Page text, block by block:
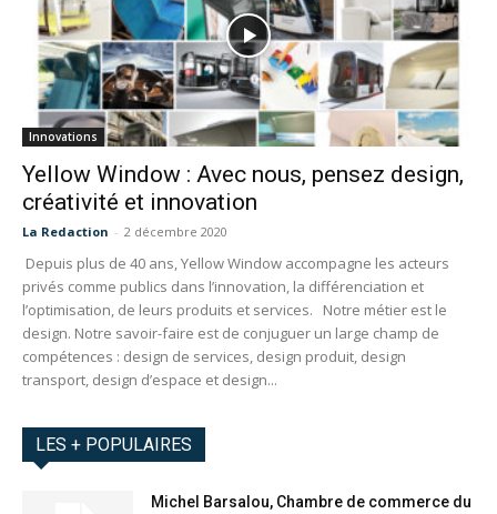
Innovations
Yellow Window : Avec nous, pensez design,
créativité et innovation
La Redaction - 2 décembre 2020
Depuis plus de 40 ans, Yellow Window accompagne les acteurs
privés comme publics dans l’innovation, la différenciation et
l’optimisation, de leurs produits et services. Notre métier est le
design. Notre savoir-faire est de conjuguer un large champ de
compétences : design de services, design produit, design
transport, design d’espace et design...
LES + POPULAIRES
Michel Barsalou, Chambre de commerce du